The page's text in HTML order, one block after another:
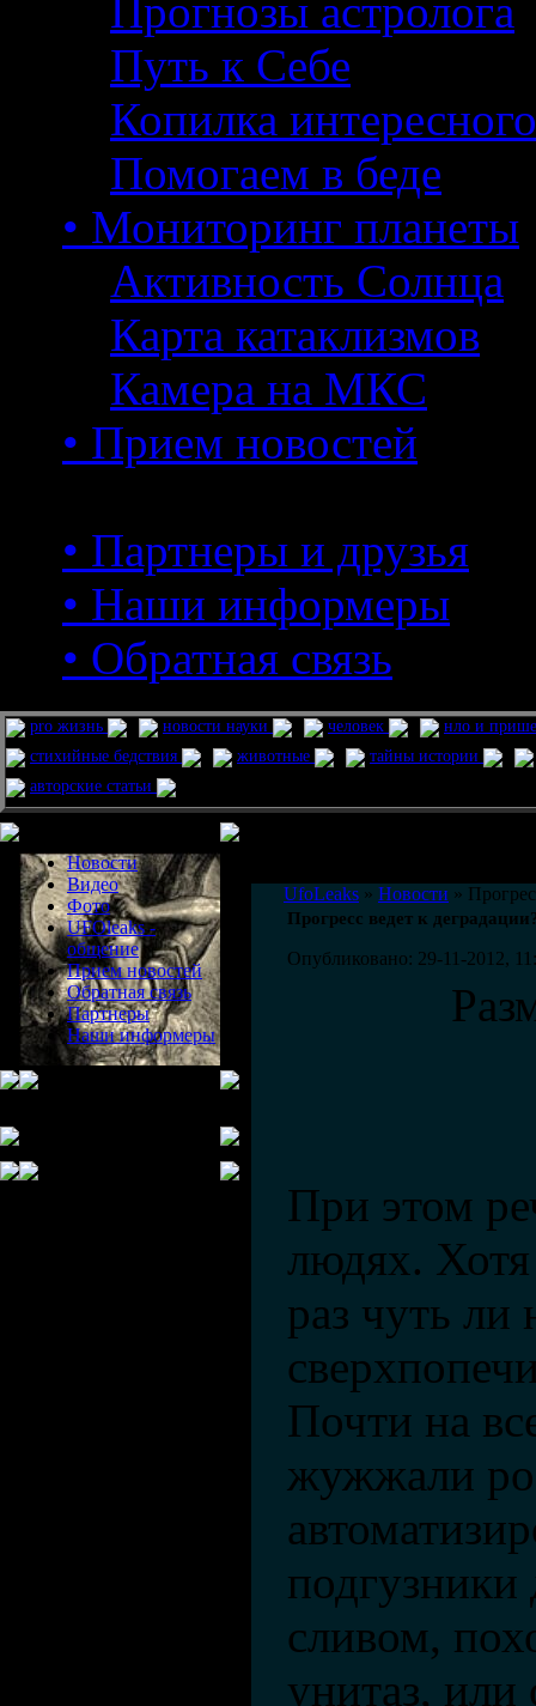
Прогнозы астролога
Путь к Себе
Копилка интересного
Помогаем в беде
• Мониторинг планеты
Активность Солнца
Карта катаклизмов
Камера на МКС
• Прием новостей
• Партнеры и друзья
• Наши информеры
• Обратная связь
pro жизнь новости науки человек
нло и
стихийные бедствия
животные
тайны истории
авторские статьи
Новости
Видео
Фото
UFOleaks -
общение
Прием новостей
Обратная связь
Партнеры
Наши информеры
UfoLeaks » Новости »
Прогресс ведет к
Опубликовано: 29-11-2012,
При этом
людях.
раз чуть
Почти на
жужжали
подгузники
сливом,
унитаз,